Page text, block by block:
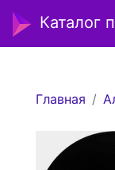
Каталог
Главная